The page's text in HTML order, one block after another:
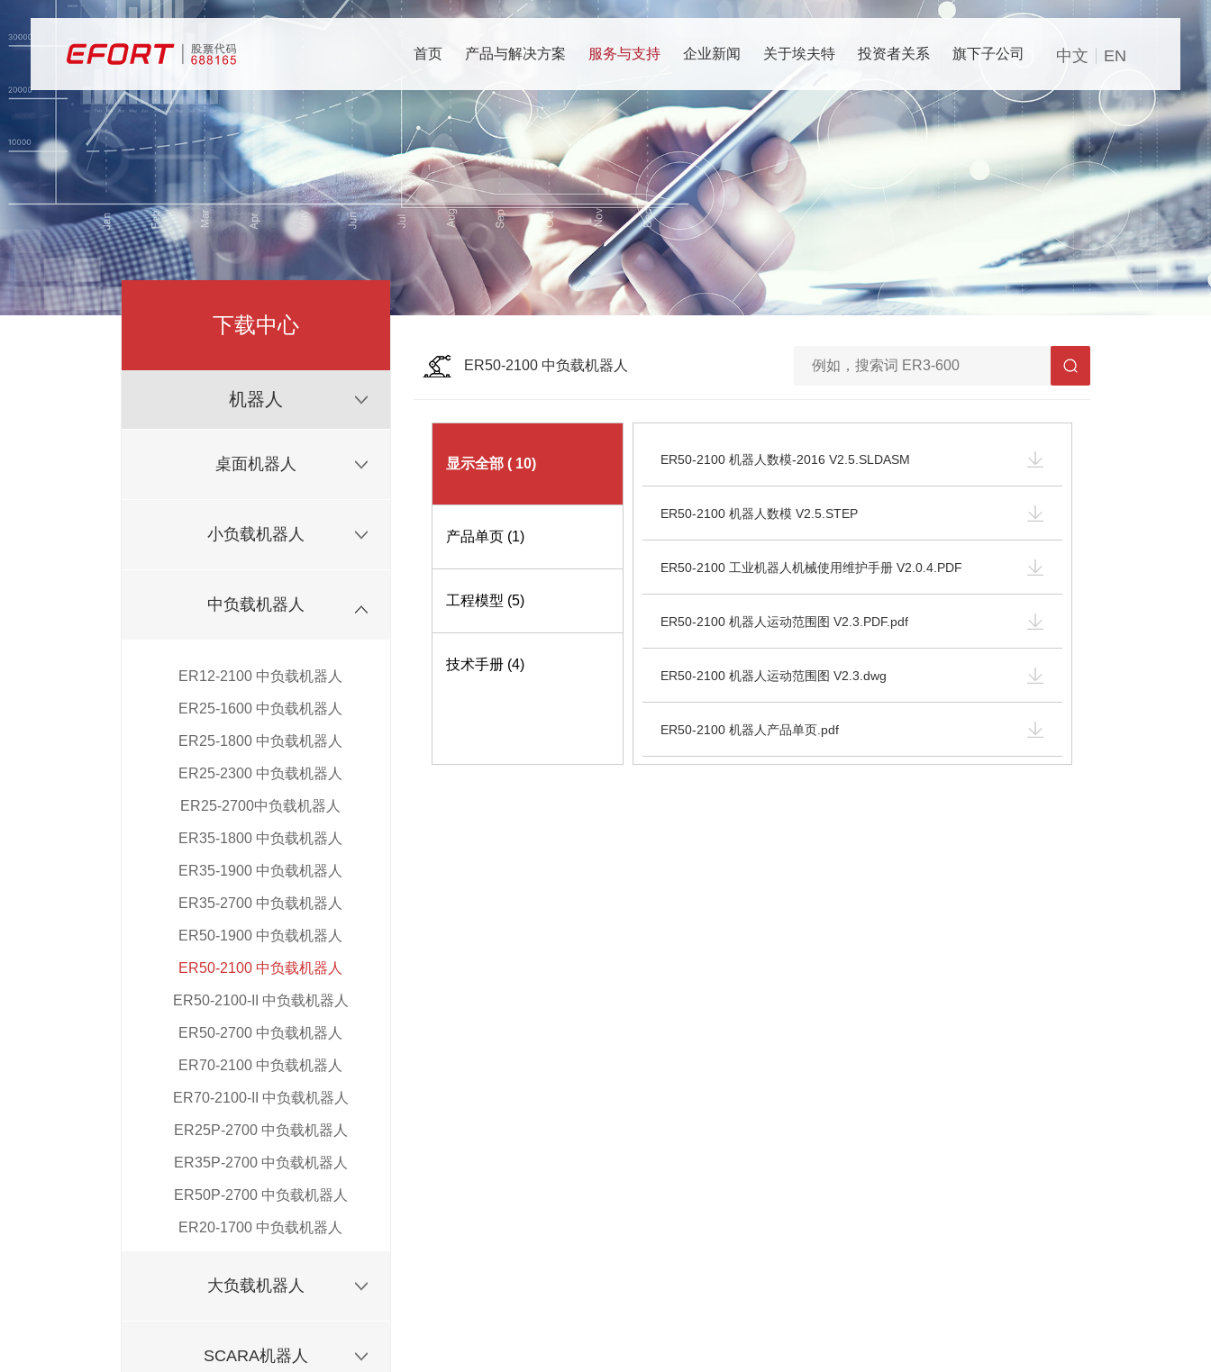
中文 EN
首页 产品与解决方案 服务与支持 企业新闻 关于埃夫特 投资者关系 旗下子公司
下载中心
机器人
桌面机器人
小负载机器人
中负载机器人
ER12-2100 中负载机器人
ER25-1600 中负载机器人
ER25-1800 中负载机器人
ER25-2300 中负载机器人
ER25-2700中负载机器人
ER35-1800 中负载机器人
ER35-1900 中负载机器人
ER35-2700 中负载机器人
ER50-1900 中负载机器人
ER50-2100 中负载机器人
ER50-2100-II 中负载机器人
ER50-2700 中负载机器人
ER70-2100 中负载机器人
ER70-2100-II 中负载机器人
ER25P-2700 中负载机器人
ER35P-2700 中负载机器人
ER50P-2700 中负载机器人
ER20-1700 中负载机器人
大负载机器人
SCARA机器人
ER50-2100 中负载机器人
显示全部 ( 10)
产品单页 (1)
工程模型 (5)
技术手册 (4)
ER50-2100 机器人数模-2016 V2.5.SLDASM
ER50-2100 机器人数模 V2.5.STEP
ER50-2100 工业机器人机械使用维护手册 V2.0.4.PDF
ER50-2100 机器人运动范围图 V2.3.PDF.pdf
ER50-2100 机器人运动范围图 V2.3.dwg
ER50-2100 机器人产品单页.pdf